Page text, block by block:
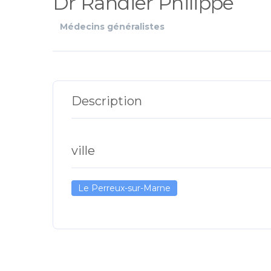
Médecins généralistes
Description
ville
Le Perreux-sur-Marne